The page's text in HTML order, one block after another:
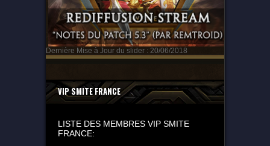
Dernière Mise à Jour du slider : 20/06/2018
VIP SMITE FRANCE
LISTE DES MEMBRES VIP SMITE
FRANCE: